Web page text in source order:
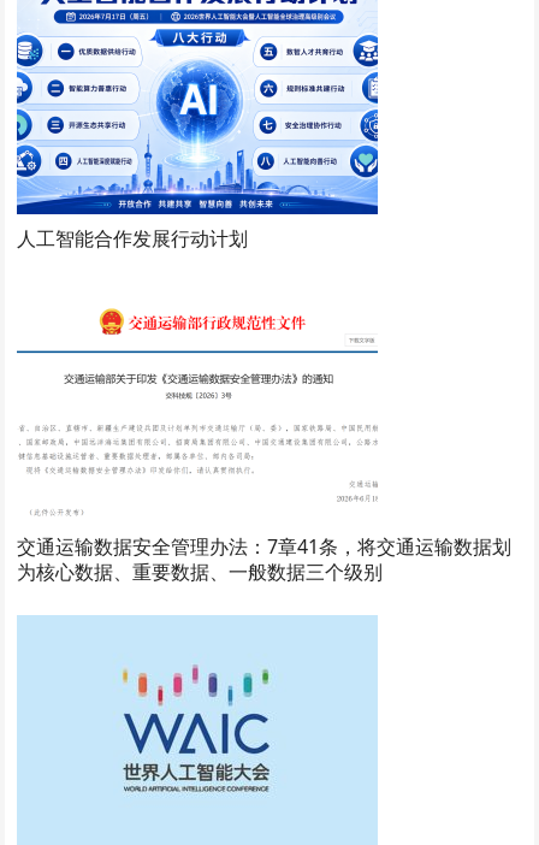
人工智能合作发展行动计划
交通运输数据安全管理办法：7章41条，将交通运输数据划
为核心数据、重要数据、一般数据三个级别